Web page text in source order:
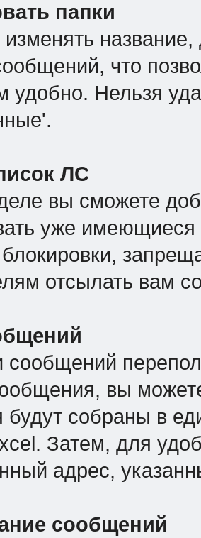
папки
название,
что
удобно. Нельзя
ЛС
вы сможете
уже имеющиеся
блокировки,
отсылать вам
сообщений
вы
собраны в
Затем, для
адрес,
сообщений